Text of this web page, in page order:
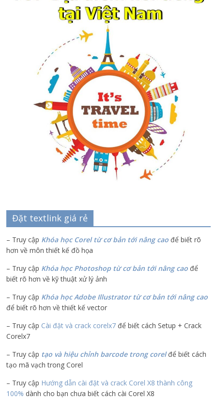
Đặt textlink giá rẻ
– Truy cập Khóa học Corel từ cơ bản tới nâng cao để biết rõ
hơn về môn thiết kế đồ họa
– Truy cập Khóa học Photoshop từ cơ bản tới nâng cao để
biết rõ hơn về kỹ thuật xử lý ảnh
– Truy cập Khóa học Adobe Illustratortừ cơ bản tới nâng cao
để biết rõ hơn về thiết kế vector
– Truy cập Cài đặt và crack corelx7 để biết cách Setup + Crack
Corelx7
– Truy cập tạo và hiệu chỉnh barcode trong corelđể biết cách
tạo mã vạch trong Corel
– Truy cập Hướng dẫn cài đặt và crack Corel X8 thành công
100% dành cho bạn chưa biết cách cài Corel X8